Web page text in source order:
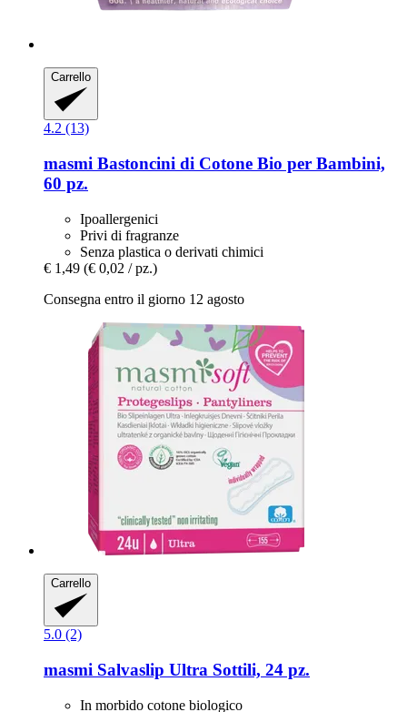
Carrello
4.2 (13)
masmi Bastoncini di Cotone Bio per Bambini,
60 pz.
Ipoallergenici
Privi di fragranze
Senza plastica o derivati chimici
€ 1,49 (€ 0,02 / pz.)
Consegna entro il giorno 12 agosto
Carrello
5.0 (2)
masmi Salvaslip Ultra Sottili, 24 pz.
In morbido cotone biologico